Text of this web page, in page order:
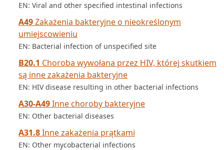
EN: Viral and other specified intestinal infections
A49Zakażenia bakteryjne o nieokreślonym
umiejscowieniu
EN: Bacterial infection of unspecified site
B20.1 Choroba wywołana przez HIV, której skutkiem
są inne zakażenia bakteryjne
EN: HIV disease resulting in other bacterial infections
A30-A49Inne choroby bakteryjne
EN: Other bacterial diseases
A31.8Inne zakażenia prątkami
EN: Other mycobacterial infections